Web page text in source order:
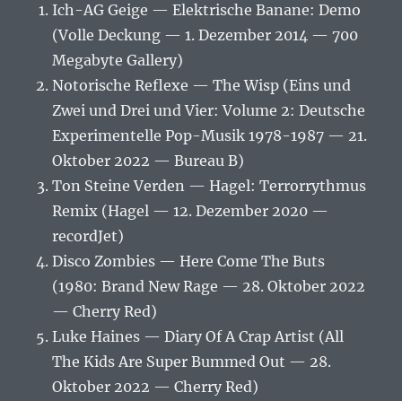
Ich-AG Geige — Elektrische Banane: Demo
(Volle Deckung — 1. Dezember 2014 — 700
Megabyte Gallery)
Notorische Reflexe — The Wisp (Eins und
Zwei und Drei und Vier: Volume 2: Deutsche
Experimentelle Pop-Musik 1978-1987 — 21.
Oktober 2022 — Bureau B)
Ton Steine Verden — Hagel: Terrorrythmus
Remix (Hagel — 12. Dezember 2020 —
recordJet)
Disco Zombies — Here Come The Buts
(1980: Brand New Rage — 28. Oktober 2022
— Cherry Red)
Luke Haines — Diary Of A Crap Artist (All
The Kids Are Super Bummed Out — 28.
Oktober 2022 — Cherry Red)